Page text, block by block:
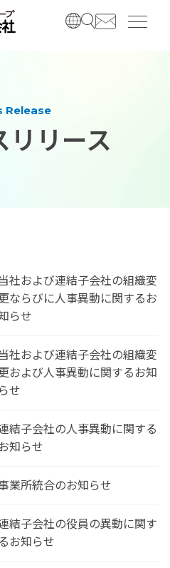
Release
リリース
社および連結子会社の組織変
ならびに人事異動に関するお
らせ
社および連結子会社の組織変
および人事異動に関するお知
らせ
結子会社の人事異動に関する
知らせ
業所統合のお知らせ
結子会社の役員の異動に関す
るお知らせ